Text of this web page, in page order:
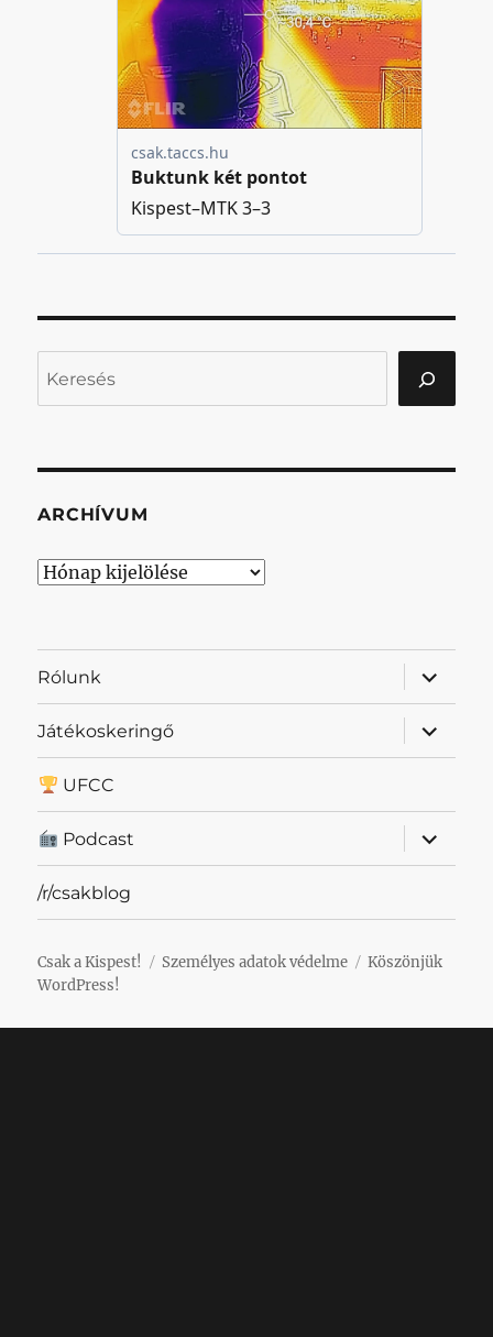
ARCHÍVUM
Archívum
Rólunk
almenü
Játékoskeringő
almenü
UFCC
Podcast
almenü
/r/csakblog
Csak a Kispest! Személyes adatok védelme
Köszönjük
WordPress!